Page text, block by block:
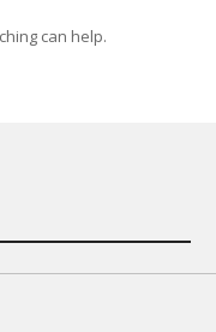
can help.